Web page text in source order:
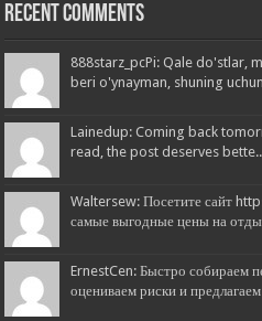
Recent Comments
888starz_pcPi: Qale do'stlar,
beri o'ynayman, shuning
Lainedup: Coming back
read, the post deserves
Waltersew: Посетите сайт
самые выгодные цены на
ErnestCen: Быстро собираем
оцениваем риски и